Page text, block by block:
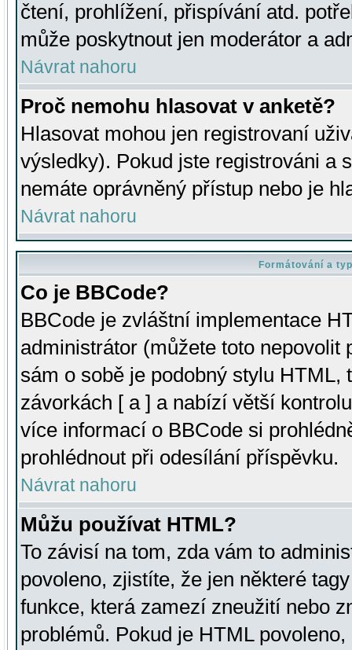
čtení, prohlížení, přispívání atd.
může poskytnout jen moderátor a
Návrat nahoru
Proč nemohu hlasovat v anketě?
Hlasovat mohou jen registrovaní
výsledky). Pokud jste registrováni a
nemáte oprávněný přístup nebo je
Návrat nahoru
Formátování a
Co je BBCode?
BBCode je zvláštní implementace
administrátor (můžete toto
sám o sobě je podobný stylu HTML,
závorkách [ a ] a nabízí větší
více informací o BBCode si
prohlédnout při odesílání příspěvku.
Návrat nahoru
Můžu používat HTML?
To závisí na tom, zda vám to
povoleno, zjistíte, že jen některé
funkce, která zamezí zneužití nebo
problémů. Pokud je HTML